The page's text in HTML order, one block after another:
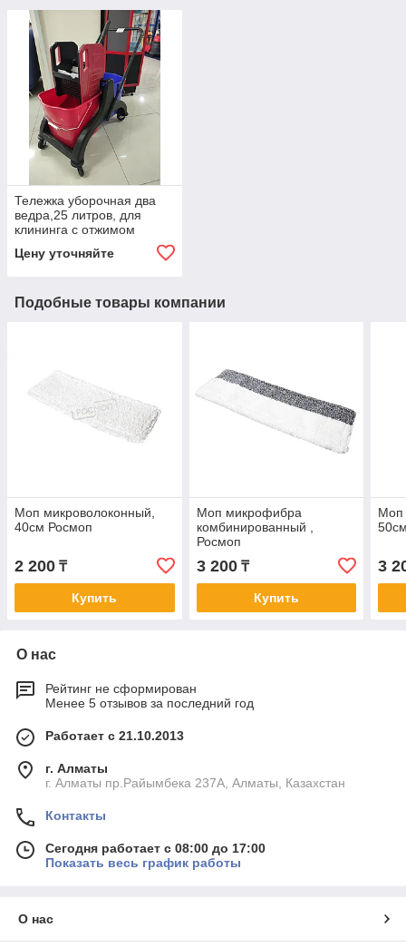
Тележка уборочная два
ведра,25 литров, для
клининга с отжимом
Цену уточняйте
Подобные товары компании
Моп микроволоконный,
40см Росмоп
2 200 ₸
Купить
Моп микрофибра
комбинированный ,
Росмоп
3 200₸
Купить
Моп
3
О нас
Рейтинг не сформирован
Менее 5 отзывов за последний год
Работает с 21.10.2013
г. Алматы
г. Алматы пр.Райымбека 237А, Алматы, Казахстан
Контакты
Сегодня работает с 08:00 до 17:00
Показать весь график работы
О нас